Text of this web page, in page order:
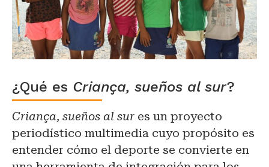
¿Qué es Criança, sueños al sur?
Criança, sueños al sur es un proyecto
periodístico multimedia cuyo propósito es
entender cómo el deporte se convierte en